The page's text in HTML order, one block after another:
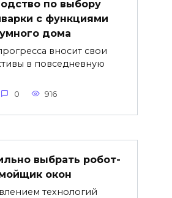
по выбору
с функциями
умного дома
вносит свои
в повседневную
0 916
выбрать робот-
окон
технологий